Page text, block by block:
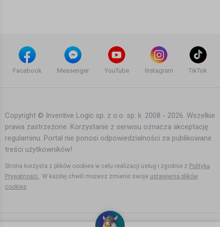
This is how DJ Amely does it! Live set
for Radio Intense
Miss Monique - Mind Games Podcast
059 (Live, Radio Intense 07.09.2016) //
With A Broken Heart" (iHeartRadio Live
Series)
16 lat temu •
Facebook Messenger YouTube Instagram TikTok
Copyright © Inventive Logic sp. z o.o. sp. k. 2008 - 2026. Wszelkie
prawa zastrzeżone. Korzystanie z serwisu oznacza akceptację
regulaminu. Portal nie ponosi odpowiedzialności za publikowane
treści użytkowników!
Strona korzysta z plików cookies w celu realizacji usług i zgodnie z Polityką
Prywatności. W każdej chwili możesz zmienić swoje ustawienia plików
cookies